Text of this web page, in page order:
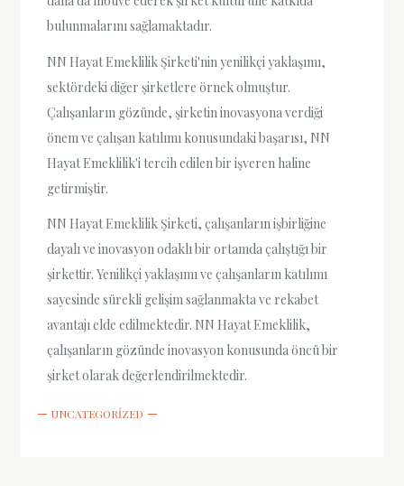
bulunmalarını sağlamaktadır.
NN Hayat Emeklilik Şirketi'nin yenilikçi yaklaşımı,
sektördeki diğer şirketlere örnek olmuştur.
Çalışanların gözünde, şirketin inovasyona verdiği
önem ve çalışan katılımı konusundaki başarısı, NN
Hayat Emeklilik'i tercih edilen bir işveren haline
getirmiştir.
NN Hayat Emeklilik Şirketi, çalışanların işbirliğine
dayalı ve inovasyon odaklı bir ortamda çalıştığı bir
şirkettir. Yenilikçi yaklaşımı ve çalışanların katılımı
sayesinde sürekli gelişim sağlanmakta ve rekabet
avantajı elde edilmektedir. NN Hayat Emeklilik,
çalışanların gözünde inovasyon konusunda öncü bir
şirket olarak değerlendirilmektedir.
UNCATEGORIZED